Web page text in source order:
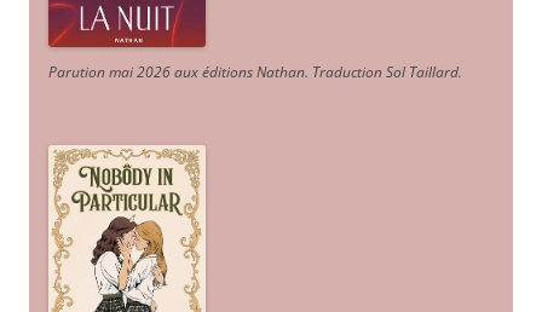
Parution mai 2026 aux éditions Nathan. Traduction Sol Taillard.